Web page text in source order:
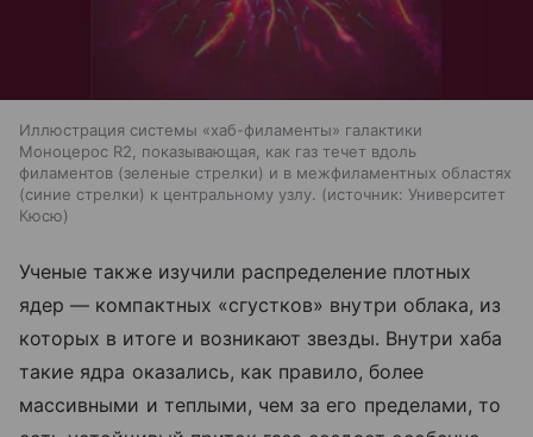
Иллюстрация системы «хаб-филаменты» галактики
Моноцерос R2, показывающая, как газ течет вдоль
филаментов (зеленые стрелки) и в межфиламентных областях
(синие стрелки) к центральному узлу.
источник: Университет
Кюсю
Ученые также изучили распределение плотных
ядер — компактных «сгустков» внутри облака, из
которых в итоге и возникают звезды. Внутри хаба
такие ядра оказались, как правило, более
массивными и теплыми, чем за его пределами, то